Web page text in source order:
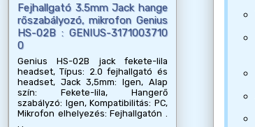
Fejhallgató 3.5mm Jack hange
rőszabályozó, mikrofon Genius
HS-02B : GENIUS-3171003710
0
Genius HS-02B jack fekete-lila
headset, Típus: 2.0 fejhallgató és
headset, Jack 3,5mm: Igen, Alap
szín: Fekete-lila, Hangerő
szabályzó: Igen, Kompatibilitás: PC,
Mikrofon elhelyezés: Fejhallgatón